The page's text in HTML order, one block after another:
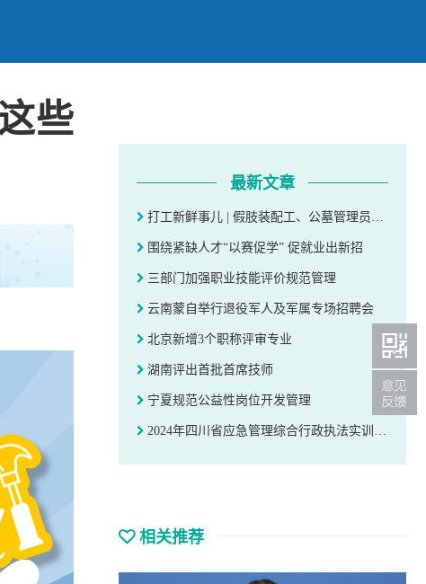
些
最新文章
打工新鲜事儿 | 假肢装配工、公墓管理员……这些冷门职业你有兴趣吗？
围绕紧缺人才“以赛促学” 促就业出新招
三部门加强职业技能评价规范管理
云南蒙自举行退役军人及军属专场招聘会
北京新增3个职称评审专业
湖南评出首批首席技师
宁夏规范公益性岗位开发管理
2024年四川省应急管理综合行政执法实训比武暨职工职业技能竞赛举行
相关推荐